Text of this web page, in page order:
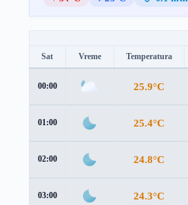
Sat Vreme Temperatura
00:00 25.9°C
01:00 25.4°C
02:00 24.8°C
03:00 24.3°C